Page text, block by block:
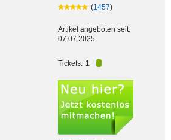
(1457)
Artikel angeboten seit:
07.07.2025
Tickets: 1